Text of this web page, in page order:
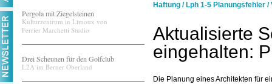
Pergola mit Ziegelsteinen
Kulturzentrum in Limoux von
Ferrier Marchetti Studio
Drei Scheunen für den Golfclub
L2A im Berner Oberland
Haftung / Lph 1-5 Planungsfehler /
Aktualisierte
eingehalten:
Die Planung eines Architekten für